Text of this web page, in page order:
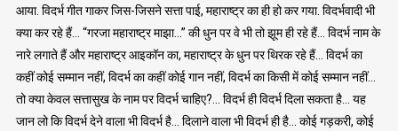
आया. विदर्भ गीत गाकर जिस-जिसने सत्ता पाई, महाराष्ट्र का ही हो कर गया. विदर्भवादी भी
क्या कर रहे हैं… “गरजा महाराष्ट्र माझा…” की धुन पर वे भी तो झूम ही रहे हैं… विदर्भ नाम के
नारे लगाते हैं और महाराष्ट्र आइकॉन का, महाराष्ट्र के धुन पर थिरक रहे हैं… विदर्भ का
कहीं कोई सम्मान नहीं, विदर्भ का कहीं कोई गान नहीं, विदर्भ का किसी में कोई सम्मान नहीं…
तो क्या केवल सत्तासुख के नाम पर विदर्भ चाहिए?… विदर्भ ही विदर्भ दिला सकता है… यह
जान लो कि विदर्भ देने वाला भी विदर्भ है… दिलाने वाला भी विदर्भ ही है… कोई गड़करी, कोई